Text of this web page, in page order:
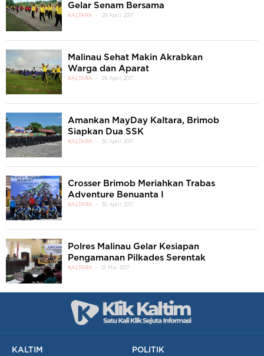
Gelar Senam Bersama
KALTARA 29 April 2017
Malinau Sehat Makin Akrabkan
Warga dan Aparat
KALTARA 29 April 2017
Amankan MayDay Kaltara, Brimob
Siapkan Dua SSK
KALTARA 30 April 2017
Crosser Brimob Meriahkan Trabas
Adventure Benuanta I
KALTARA 30 April 2017
Polres Malinau Gelar Kesiapan
Pengamanan Pilkades Serentak
KALTARA 01 Mei 2017
KALTIM POLITIK